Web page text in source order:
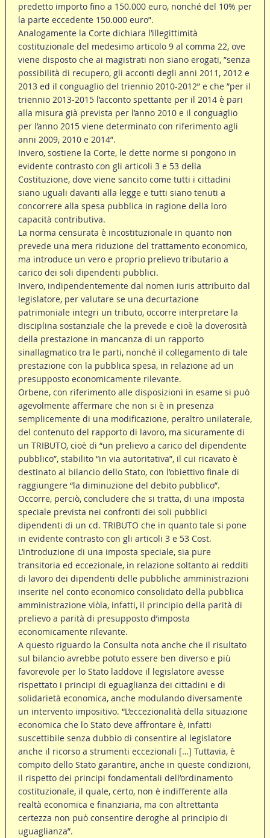
predetto importo fino a 150.000 euro, nonché del 10% per
la parte eccedente 150.000 euro”.
Analogamente la Corte dichiara l’illegittimità
costituzionale del medesimo articolo 9 al comma 22, ove
viene disposto che ai magistrati non siano erogati, ”senza
possibilità di recupero, gli acconti degli anni 2011, 2012 e
2013 ed il conguaglio del triennio 2010-2012” e che ”per il
triennio 2013-2015 l’acconto spettante per il 2014 è pari
alla misura già prevista per l’anno 2010 e il conguaglio
per l’anno 2015 viene determinato con riferimento agli
anni 2009, 2010 e 2014”.
Invero, sostiene la Corte, le dette norme si pongono in
evidente contrasto con gli articoli 3 e 53 della
Costituzione, dove viene sancito come tutti i cittadini
siano uguali davanti alla legge e tutti siano tenuti a
concorrere alla spesa pubblica in ragione della loro
capacità contributiva.
La norma censurata è incostituzionale in quanto non
prevede una mera riduzione del trattamento economico,
ma introduce un vero e proprio prelievo tributario a
carico dei soli dipendenti pubblici.
Invero, indipendentemente dal nomen iuris attribuito dal
legislatore, per valutare se una decurtazione
patrimoniale integri un tributo, occorre interpretare la
disciplina sostanziale che la prevede e cioè la doverosità
della prestazione in mancanza di un rapporto
sinallagmatico tra le parti, nonché il collegamento di tale
prestazione con la pubblica spesa, in relazione ad un
presupposto economicamente rilevante.
Orbene, con riferimento alle disposizioni in esame si può
agevolmente affermare che non si è in presenza
semplicemente di una modificazione, peraltro unilaterale,
del contenuto del rapporto di lavoro, ma sicuramente di
un TRIBUTO, cioè di “un prelievo a carico del dipendente
pubblico”, stabilito “in via autoritativa”, il cui ricavato è
destinato al bilancio dello Stato, con l’obiettivo finale di
raggiungere “la diminuzione del debito pubblico”.
Occorre, perciò, concludere che si tratta, di una imposta
speciale prevista nei confronti dei soli pubblici
dipendenti di un cd. TRIBUTO che in quanto tale si pone
in evidente contrasto con gli articoli 3 e 53 Cost.
L’introduzione di una imposta speciale, sia pure
transitoria ed eccezionale, in relazione soltanto ai redditi
di lavoro dei dipendenti delle pubbliche amministrazioni
inserite nel conto economico consolidato della pubblica
amministrazione viòla, infatti, il principio della parità di
prelievo a parità di presupposto d’imposta
economicamente rilevante.
A questo riguardo la Consulta nota anche che il risultato
sul bilancio avrebbe potuto essere ben diverso e più
favorevole per lo Stato laddove il legislatore avesse
rispettato i principi di eguaglianza dei cittadini e di
solidarietà economica, anche modulando diversamente
un intervento impositivo. “L’eccezionalità della situazione
economica che lo Stato deve affrontare è, infatti
suscettibile senza dubbio di consentire al legislatore
anche il ricorso a strumenti eccezionali […] Tuttavia, è
compito dello Stato garantire, anche in queste condizioni,
il rispetto dei principi fondamentali dell’ordinamento
costituzionale, il quale, certo, non è indifferente alla
realtà economica e finanziaria, ma con altrettanta
certezza non può consentire deroghe al principio di
uguaglianza”.